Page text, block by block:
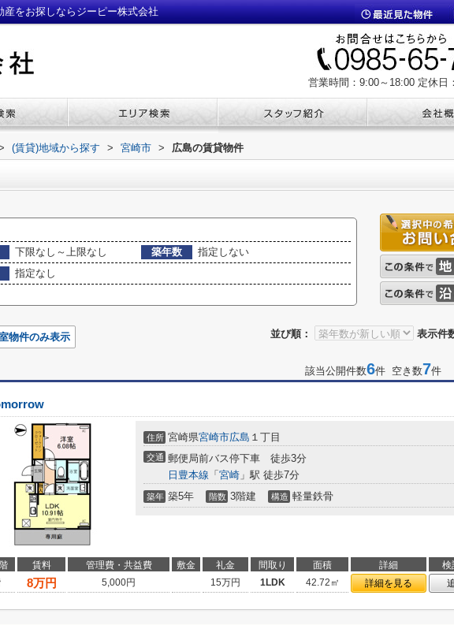
をお探しならジーピー株式会社
営業時間：9:00～18:00 定休日
(賃貸)地域から探す > 宮崎市 > 広島の賃貸物件
下限なし～上限なし 築年数
指定しない
指定なし
並び順： 表示件
物件のみ表示
該当公開件数6件 空き数7件
住所 宮崎県宮崎市広島 １丁目
交通 郵便局前バス停下車 徒歩3分
日豊本線 「 宮崎 」駅 徒歩7分
築年 築5年 階数 3階建 構造 軽量鉄骨
賃料 管理費・共益費 敷金 礼金 間取り 面積 詳細
検
8万円 5,000円 15万円 1LDK 42.72㎡ 詳細を見る